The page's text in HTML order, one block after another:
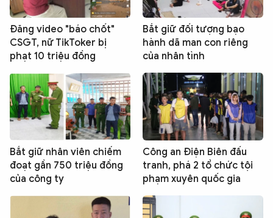
Đăng video "báo chốt"
CSGT, nữ TikToker bị
phạt 10 triệu đồng
Bắt giữ đối tượng bạo
hành dã man con riêng
của nhân tình
Bắt giữ nhân viên chiếm
đoạt gần 750 triệu đồng
của công ty
Công an Điện Biên đấu
tranh, phá 2 tổ chức tội
phạm xuyên quốc gia